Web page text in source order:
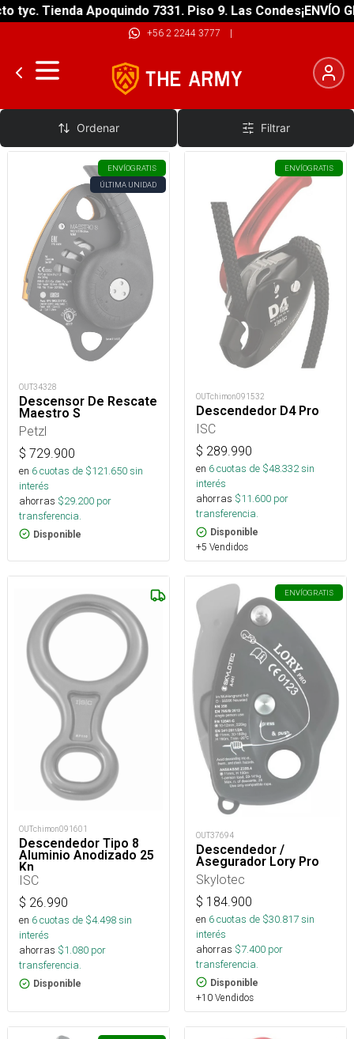
Tienda Apoquindo 7331. Piso 9. Las Condes¡ENVÍO
+56 2 2244 3777 |
Descensores Autofrenantes
Ordenar Filtrar
ENVÍOGRATIS
ÚLTIMA UNIDAD
OUT34328
Descensor De Rescate
Maestro S
Petzl
$ 729.900
en 6cuotas de $121.650sin
interés
ahorras $29.200 por
transferencia.
Disponible
ENVÍOGRATIS
OUTchimon091532
Descendedor D4 Pro
ISC
$ 289.990
en 6cuotas de $48.332sin
interés
ahorras $11.600 por
transferencia.
Disponible
+5 Vendidos
OUTchimon091601
Descendedor Tipo 8
Aluminio Anodizado 25
Kn
ISC
$ 26.990
en 6cuotas de $4.498sin
interés
ahorras $1.080 por
transferencia.
Disponible
ENVÍOGRATIS
OUT37694
Descendedor /
Asegurador Lory Pro
Skylotec
$ 184.900
en 6cuotas de $30.817sin
interés
ahorras $7.400 por
transferencia.
Disponible
+10 Vendidos